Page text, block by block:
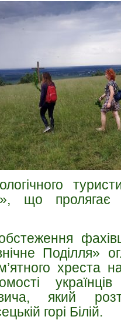
що пролягає
Поділля»
хреста
який
горі Білій.